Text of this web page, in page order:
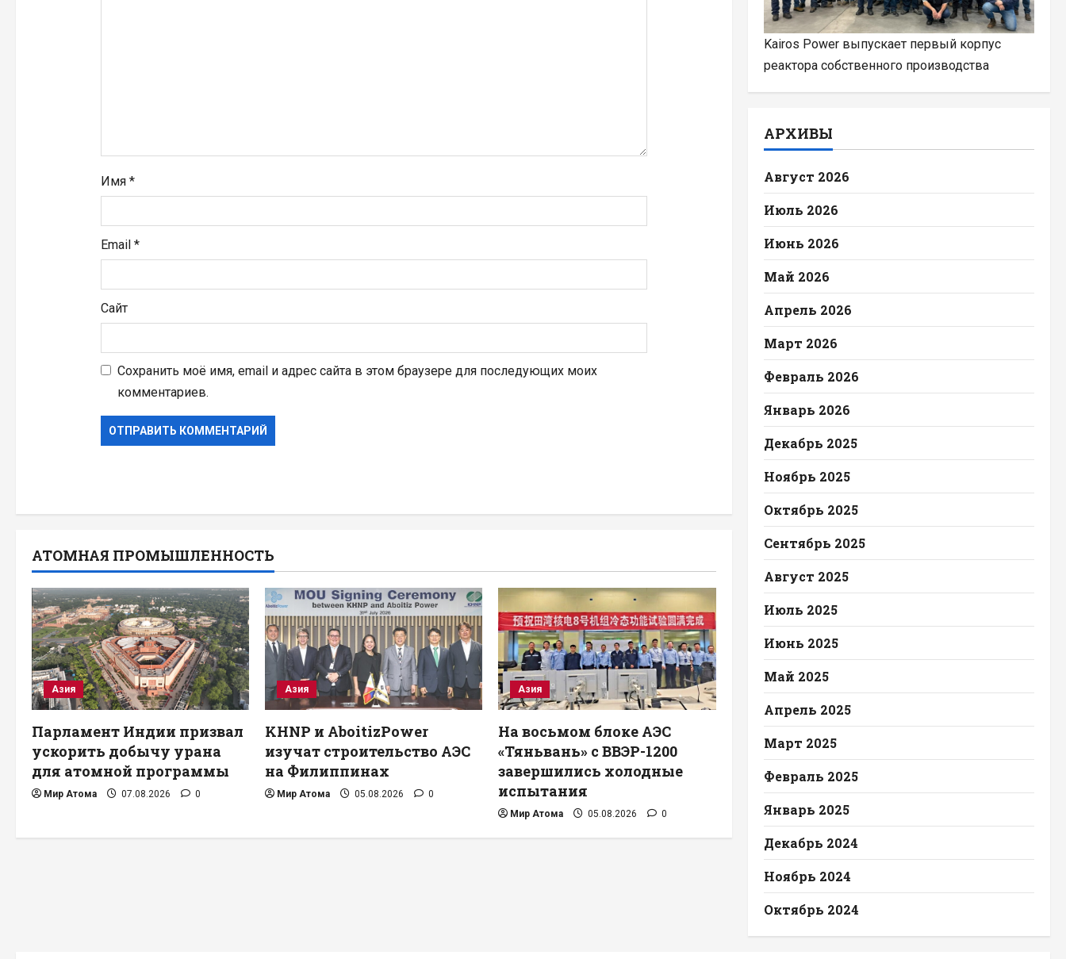
с
я
м
Имя *
Email *
Сайт
Сохранить моё имя, email и адрес сайта в этом браузере для последующих моих
комментариев.
АТОМНАЯ ПРОМЫШЛЕННОСТЬ
Азия
Парламент Индии призвал
ускорить добычу урана
для атомной программы
Мир Атома 07.08.2026 0
Азия
KHNP и AboitizPower
изучат строительство АЭС
на Филиппинах
Мир Атома 05.08.2026 0
Азия
На восьмом блоке АЭС
«Тяньвань» с ВВЭР-1200
завершились холодные
испытания
Мир Атома 05.08.2026 0
Kairos Power выпускает первый корпус
реактора собственного производства
АРХИВЫ
Август 2026
Июль 2026
Июнь 2026
Май 2026
Апрель 2026
Март 2026
Февраль 2026
Январь 2026
Декабрь 2025
Ноябрь 2025
Октябрь 2025
Сентябрь 2025
Август 2025
Июль 2025
Июнь 2025
Май 2025
Апрель 2025
Март 2025
Февраль 2025
Январь 2025
Декабрь 2024
Ноябрь 2024
Октябрь 2024